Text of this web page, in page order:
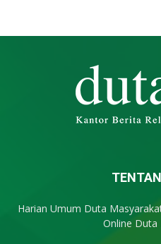
Harian Umum Duta
Online Duta